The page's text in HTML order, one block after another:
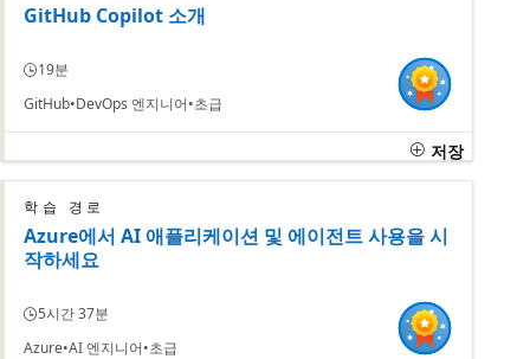
GitHub Copilot 소개
19분
GitHub DevOps 엔지니어 초급
저장
학습 경로
Azure에서 AI 애플리케이션 및 에이전트 사용을 시
작하세요
5시간 37분
Azure AI 엔지니어 초급